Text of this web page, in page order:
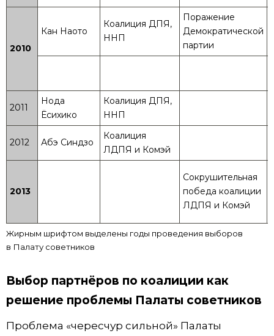
2010
Кан Наото
Коалиция ДПЯ,
ННП
Поражение
Демократической
партии
2011
Нода
Ёсихико
Коалиция ДПЯ,
ННП
2012 Абэ Синдзо
Коалиция
ЛДПЯ и Комэй
2013
Сокрушительная
победа коалиции
ЛДПЯ и Комэй
Жирным шрифтом выделены годы проведения выборов
в Палату советников
Выбор партнёров по коалиции как
решение проблемы Палаты советников
Проблема «чересчур сильной» Палаты